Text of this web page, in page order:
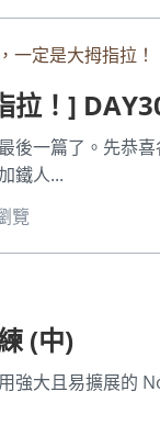
一定是大拇指拉！
拉！]
後一篇了。先恭
鐵人...
覽
(中)
強大且易擴展的